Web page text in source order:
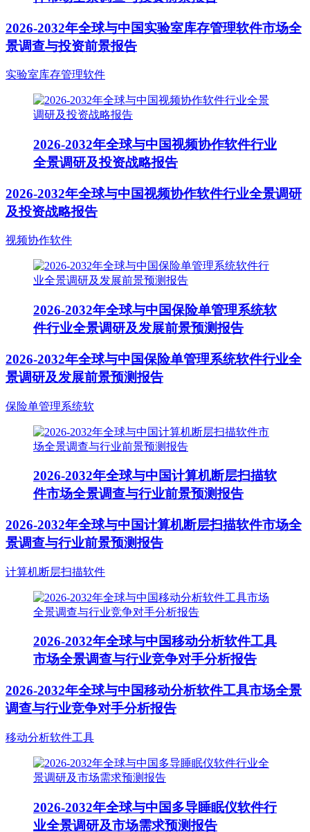
2026-2032年全球与中国实验室库存管理软件市场全
景调查与投资前景报告
实验室库存管理软件
2026-2032年全球与中国视频协作软件行业
全景调研及投资战略报告
2026-2032年全球与中国视频协作软件行业全景调研
及投资战略报告
视频协作软件
2026-2032年全球与中国保险单管理系统软
件行业全景调研及发展前景预测报告
2026-2032年全球与中国保险单管理系统软件行业全
景调研及发展前景预测报告
保险单管理系统软
2026-2032年全球与中国计算机断层扫描软
件市场全景调查与行业前景预测报告
2026-2032年全球与中国计算机断层扫描软件市场全
景调查与行业前景预测报告
计算机断层扫描软件
2026-2032年全球与中国移动分析软件工具
市场全景调查与行业竞争对手分析报告
2026-2032年全球与中国移动分析软件工具市场全景
调查与行业竞争对手分析报告
移动分析软件工具
2026-2032年全球与中国多导睡眠仪软件行
业全景调研及市场需求预测报告